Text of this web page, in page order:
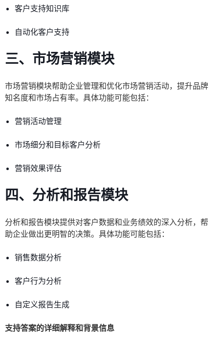
客户支持知识库
自动化客户支持
三、市场营销模块
市场营销模块帮助企业管理和优化市场营销活动，提升品牌
知名度和市场占有率。具体功能可能包括：
营销活动管理
市场细分和目标客户分析
营销效果评估
四、分析和报告模块
分析和报告模块提供对客户数据和业务绩效的深入分析，帮
助企业做出更明智的决策。具体功能可能包括：
销售数据分析
客户行为分析
自定义报告生成
支持答案的详细解释和背景信息